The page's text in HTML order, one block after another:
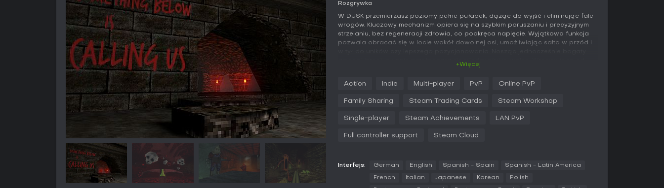
Rozgrywka
W DUSK przemierzasz poziomy pełne pułapek, dążąc do wyjść i eliminując fale
wrogów. Kluczowy mechanizm opiera się na szybkim poruszaniu i precyzyjnym
strzelaniu, bez regeneracji zdrowia, co podkręca napięcie. Wyjątkowa funkcja
pozwala obracać się w locie wokół dowolnej osi, umożliwiając salta w przód i
zakapturzonych kultystów i opętanych żołnierzy po demoniczne bydło i
prędkość i zwinność, nagradzając mistrzostwo w strafe'owaniu, skokach i
przemysłowe i koszmarne wymiary. Stawiasz czoła szturmom, mieszając ataki
Niskopolygonalna grafika z ograniczoną paletą barw potęguje retro klimat,
Tryby gry
Kampania single-player dzieli się na trzy epizody: The Foothills, The Facilities i The
Nameless City. W The Foothills walczysz przez wiejskie tereny jak bagna i
+Więcej
Action Indie Multi-player PvP Online PvP
Family Sharing Steam Trading Cards Steam Workshop
Single-player Steam Achievements LAN PvP
Full controller support Steam Cloud
Interfejs: German English Spanish - Spain Spanish - Latin America
French Italian Japanese Korean Polish